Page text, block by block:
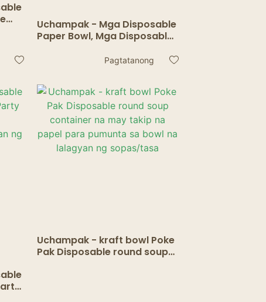
Uchampak - Mga Disposable
Paper Bowl, Mga Disposable
Free Party Supplies para sa
ng Pagkain
Pagtatanong
Uchampak - kraft bowl Poke
Pak Disposable round soup